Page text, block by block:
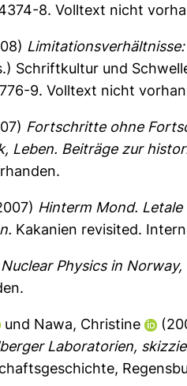
8. Volltext nicht
Schriftkultur und
9. Volltext nicht
Fortschritte ohne
Leben. Beiträge zur
Hinterm Mond.
Kakanien revisited.
Nuclear Physics in Norway,
und Nawa, Christine
Laboratorien,